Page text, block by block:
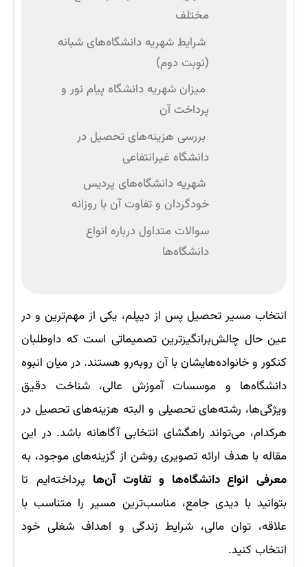
مختلف
شرایط شهریه دانشگاه‌های شبانه
(نوبت دوم)
میزان شهریه دانشگاه پیام نور و
پرداخت آن
بررسی هزینه‌های تحصیل در
دانشگاه غیرانتفاعی
شهریه دانشگاه‌های پردیس
خودگردان و تفاوت آن با روزانه
سوالات متداول درباره انواع
دانشگاه‌ها
انتخاب مسیر تحصیل پس از دیپلم، یکی از مهم‌ترین و در
عین حال چالش‌برانگیزترین تصمیماتی است که داوطلبان
کنکور و خانواده‌هایشان با آن روبه‌رو هستند. در میان انبوه
دانشگاه‌ها و موسسات آموزش عالی، شناخت دقیق
ویژگی‌ها، رشته‌های تحصیلی و البته هزینه‌های تحصیل در
هرکدام، می‌تواند راهگشای انتخابی آگاهانه باشد. در این
مقاله با هدف ارائه تصویری روشن از گزینه‌های موجود، به
معرفی انواع دانشگاه‌ها و تفاوت آن‌ها پرداخته‌ایم تا
بتوانید با دیدی جامع، مناسب‌ترین مسیر را متناسب با
علاقه، توان مالی، شرایط زندگی و اهداف شغلی خود
انتخاب کنید.